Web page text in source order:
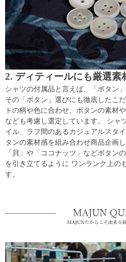
2. ディティールにも厳選素
シャツの付属品と言えば、「ボタン
その「ボタン」選びにも徹底したこ
トの柄や色に合わせ、ボタンの素材
なども考慮し選定しています。 シャ
イル、ラフ間のあるカジュアルスタ
タンの素材感を組み合わせ商品企画
「貝」や「ココナッツ」などボタン
を引き立てるように ワンランク上の
す。